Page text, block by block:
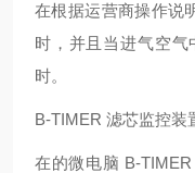
在根据运营商操作说
时，并且当进气空
时。
B-TIMER 滤芯监控装
在的微电脑 B-